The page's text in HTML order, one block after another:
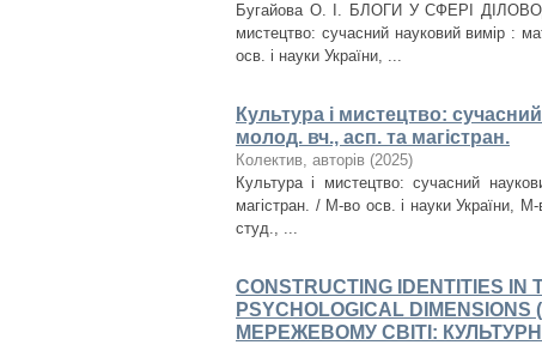
Бугайова О. І. БЛОГИ У СФЕРІ
мистецтво: сучасний науковий вимір :
осв. і науки України, ...
Культура і мистецтво:
молод. вч., асп. та магістран.
Колектив, авторів (2025)
Культура і мистецтво: сучасний
магістран. / М-во осв. і науки України,
студ., ...
CONSTRUCTING IDENTITIES IN
PSYCHOLOGICAL
МЕРЕЖЕВОМУ СВІТІ: